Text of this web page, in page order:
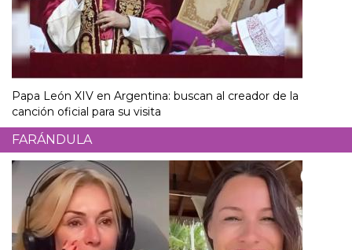
Papa León XIV en Argentina: buscan al creador de la
canción oficial para su visita
FARÁNDULA